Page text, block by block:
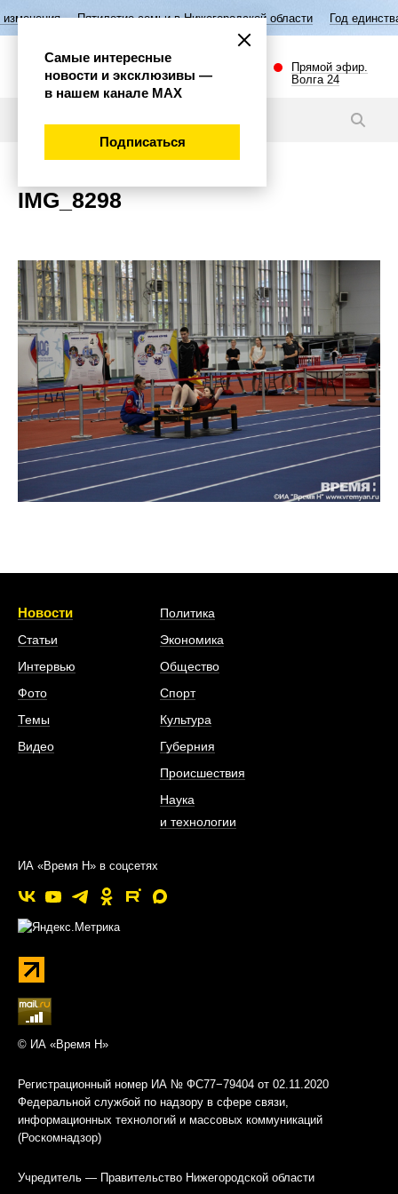
Пятилетие семьи в Нижегородской области Год
Прямой эфир.
Волга 24
IMG_8298
Новости
Статьи
Интервью
Фото
Темы
Видео
Политика
Экономика
Общество
Спорт
Культура
Губерния
Происшествия
Наука
и технологии
ИА «Время Н» в соцсетях
© ИА «Время Н»
Регистрационный номер ИА № ФС77−79404 от 02.11.2020
Федеральной службой по надзору в сфере связи,
информационных технологий и массовых коммуникаций
(Роскомнадзор)
Учредитель — Правительство Нижегородской области
Самые интересные
новости и эксклюзивы —
в нашем канале МАХ
Подписаться